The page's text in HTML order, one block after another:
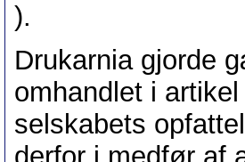
).
Drukarnia gjorde
omhandlet i
selskabets